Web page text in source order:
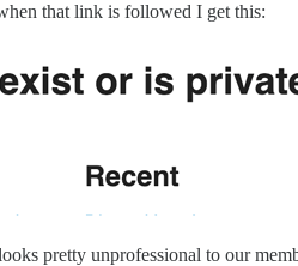
that link is followed I get this:
pretty unprofessional to our